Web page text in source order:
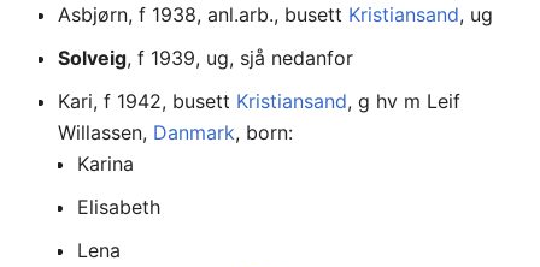
Asbjørn, f 1938, anl.arb., busett Kristiansand, ug
Solveig, f 1939, ug, sjå nedanfor
Kari, f 1942, busett Kristiansand, g hv m Leif
Willassen, Danmark, born:
Karina
Elisabeth
Lena